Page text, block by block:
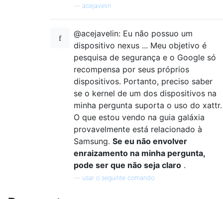
acejavelin
@acejavelin: Eu não possuo um
dispositivo nexus ... Meu objetivo é
pesquisa de segurança e o Google só
recompensa por seus próprios
dispositivos. Portanto, preciso saber
se o kernel de um dos dispositivos na
minha pergunta suporta o uso do xattr.
O que estou vendo na guia galáxia
provavelmente está relacionado à
Samsung. Se eu não envolver
enraizamento na minha pergunta,
pode ser que não seja claro .
usar o seguinte comando